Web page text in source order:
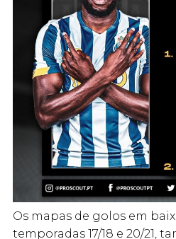
Os mapas de golos em
temporadas 17/18 e 20/21,